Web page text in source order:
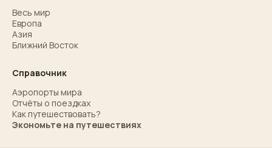
Весь мир
Европа
Азия
Ближний Восток
Справочник
Аэропорты мира
Отчёты о поездках
Как путешествовать?
Экономьте на путешествиях